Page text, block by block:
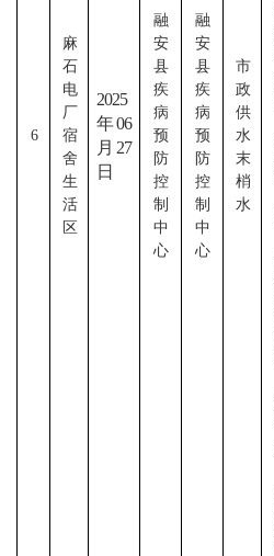
6
麻
石
电
厂
宿
舍
生
活
区
2025
年06
月27
日
融
安
县
疾
病
预
防
控
制
中
心
融
安
县
疾
病
预
防
控
制
中
心
市
政
供
水
末
梢
水